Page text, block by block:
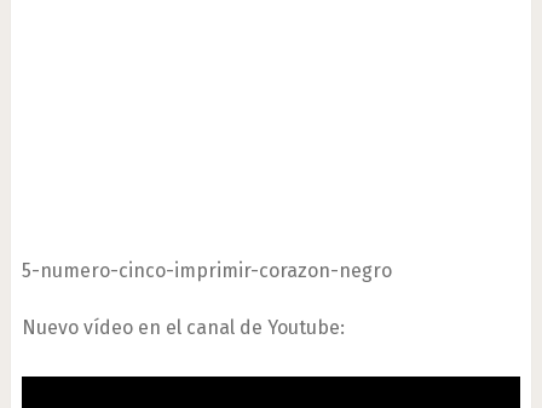
5-numero-cinco-imprimir-corazon-negro
Nuevo vídeo en el canal de Youtube: